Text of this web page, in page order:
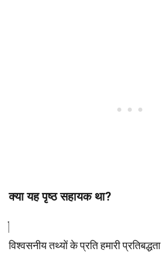
क्या यह पृष्ठ सहायक था?
विश्वसनीय तथ्यों के प्रति हमारी प्रतिबद्धता